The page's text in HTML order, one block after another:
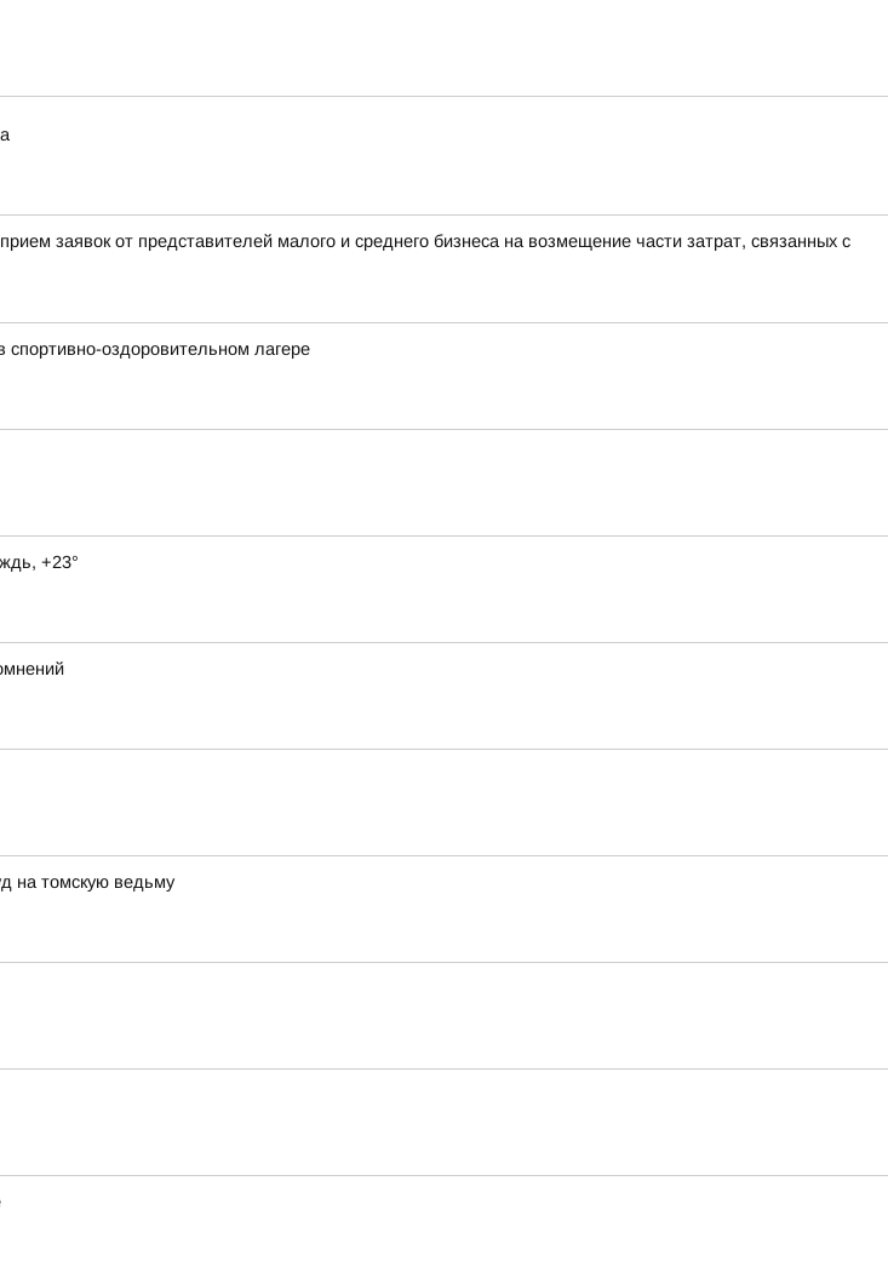
заявок от представителей малого и среднего бизнеса на возмещение части затрат, связанных с
спортивно-оздоровительном лагере
+23°
на томскую ведьму